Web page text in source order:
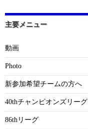
主要メニュー
動画
Photo
新参加希望チームの方へ
40thチャンピオンズリーグ
86thリーグ